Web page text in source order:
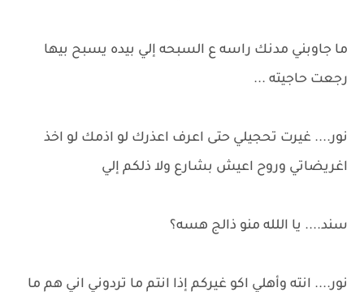
ما جاوبني مدنك راسه ع السبحه إلي بيده يسبح بيها
رجعت حاجيته ...
نور.... غيرت تحجيلي حتى اعرف اعذرك لو اذمك لو اخذ
اغريضاتي وروح اعيش بشارع ولا ذلكم إلي
سند.... يا اللله منو ذالج هسه؟
نور.... انته وأهلي اكو غيركم إذا انتم ما تردوني اني هم ما